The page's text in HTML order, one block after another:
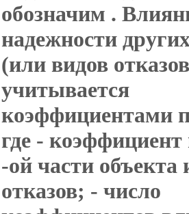
обозначим .
надежности
(или видов
учитывается
коэффициентами
где -
-ой части объекта
отказов; - число